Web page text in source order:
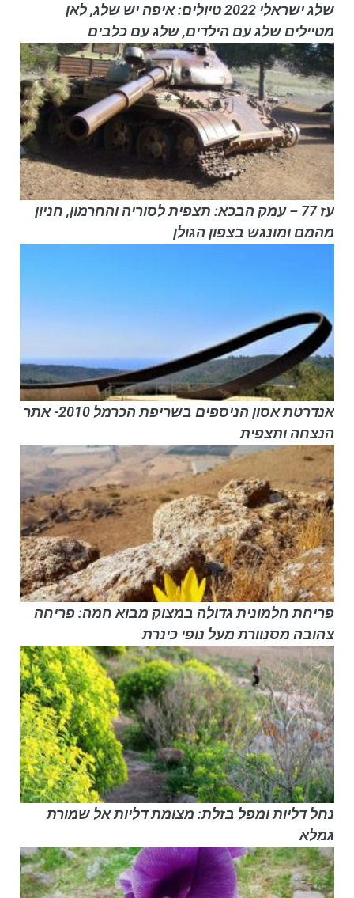
שלג ישראלי 2022 טיולים: איפה יש שלג, לאן
מטיילים שלג עם הילדים, שלג עם כלבים
עז 77 – עמק הבכא: תצפית לסוריה והחרמון, חניון
מהמם ומונגש בצפון הגולן
אנדרטת אסון הניספים בשריפת הכרמל 2010- אתר
הנצחה ותצפית
פריחת חלמונית גדולה במצוק מבוא חמה: פריחה
צהובה מסנוורת מעל נופי כינרת
נחל דליות ומפל בזלת: מצומת דליות אל שמורת
גמלא